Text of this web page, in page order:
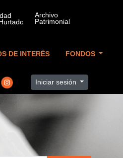
DE INTERÉS FONDOS
Iniciar sesión